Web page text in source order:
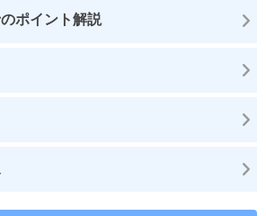
ポイント解説